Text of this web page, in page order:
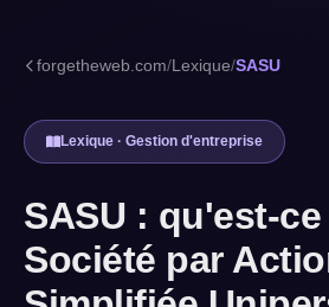
forgetheweb.com/Lexique/SASU
Lexique · Gestion d'entreprise
SASU : qu'est-
Société par